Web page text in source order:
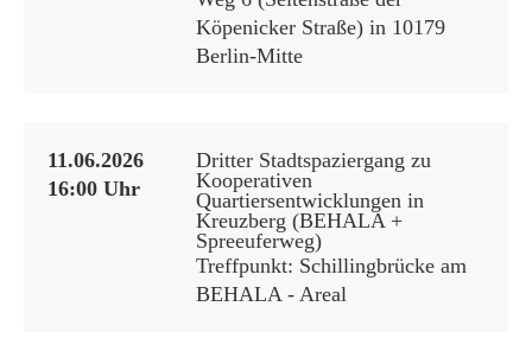
Köpenicker Straße) in 10179
Berlin-Mitte
11.06.2026
16:00 Uhr
Dritter Stadtspaziergang zu
Kooperativen
Quartiersentwicklungen in
Kreuzberg (BEHALA +
Spreeuferweg)
Treffpunkt: Schillingbrücke am
BEHALA - Areal